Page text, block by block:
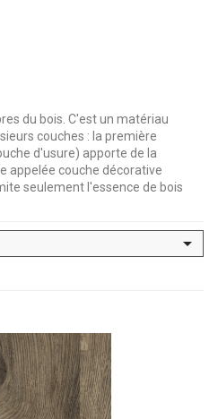
du bois. C'est un matériau
couches : la première
d'usure) apporte de la
appelée couche décorative
seulement l'essence de bois
